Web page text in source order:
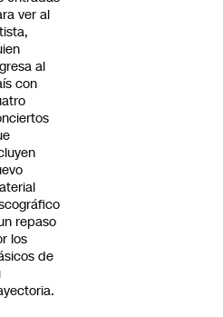
ver al
al
con
repaso
los
de